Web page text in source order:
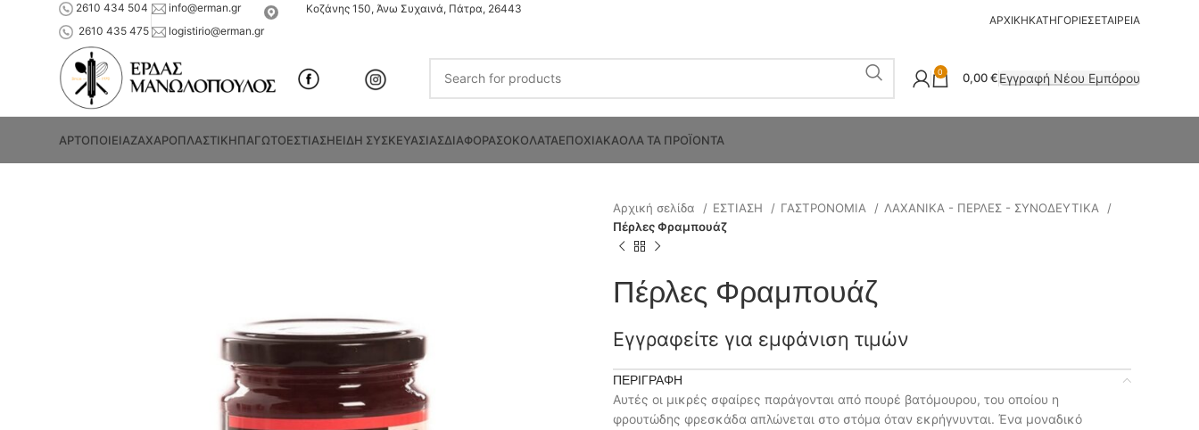
2610 434 504
2610 435 475
info@erman.gr
logistirio@erman.gr
Κοζάνης 150, Άνω Συχαινά, Πάτρα, 26443
ΑΡΧΙΚΗΚΑΤΗΓΟΡΙΕΣΕΤΑΙΡΕΙΑ
0 0,00€Εγγραφή Νέου Εμπόρου
ΑΡΤΟΠΟΙΕΙΑΖΑΧΑΡΟΠΛΑΣΤΙΚΗΠΑΓΩΤΟΕΣΤΙΑΣΗΕΙΔΗ ΣΥΣΚΕΥΑΣΙΑΣΔΙΑΦΟΡΑΣΟΚΟΛΑΤΑΕΠΟΧΙΑΚΑΟΛΑ ΤΑ ΠΡΟΪΟΝΤΑ
Αρχική σελίδα ΕΣΤΙΑΣΗ ΓΑΣΤΡΟΝΟΜΙΑ
ΛΑΧΑΝΙΚΑ - ΠΕΡΛΕΣ - ΣΥΝΟΔΕΥΤΙΚΑ
Πέρλες Φραμπουάζ
Πέρλες Φραμπουάζ
Εγγραφείτε για εμφάνιση τιμών
ΠΕΡΙΓΡΑΦΉ
Αυτές οι μικρές σφαίρες παράγονται από πουρέ βατόμουρου, του οποίου η
φρουτώδης φρεσκάδα απλώνεται στο στόμα όταν εκρήγνυνται. Ένα μοναδικό